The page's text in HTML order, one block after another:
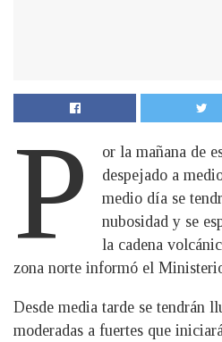
P
or la mañana de
despejado a
medio día se
nubosidad y se
la cadena
zona norte informó el
Desde media tarde se tendrán
moderadas a fuertes que